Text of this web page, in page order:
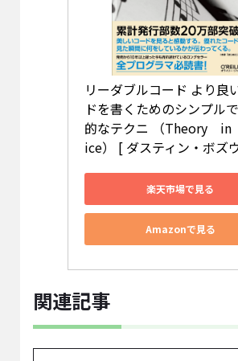
リーダブルコード より良
ドを書くためのシンプル
的なテクニ （Theory　in
ice） [ ダスティン・ボズ
楽天市場で見る
Amazonで見る
関連記事